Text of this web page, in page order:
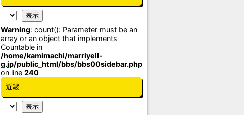
Warning: count(): Parameter must be an
array or an object that implements
Countable in
/home/kamimachi/marriyell-
g.jp/public_html/bbs/bbs00sidebar.php
on line 240
近畿